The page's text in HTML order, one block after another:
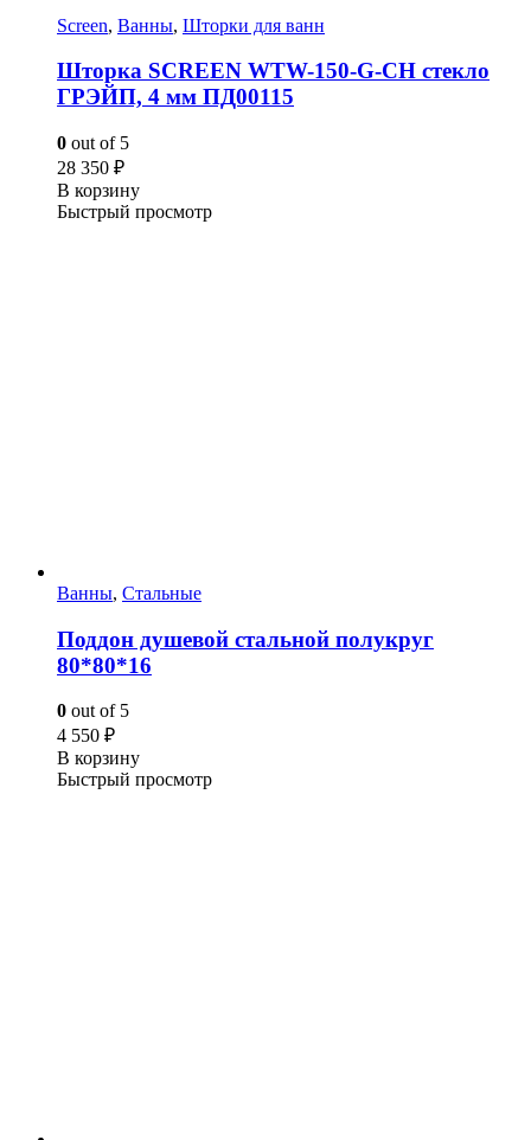
Screen, Ванны, Шторки для ванн
Шторка SCREEN WTW-150-G-CH стекло
ГРЭЙП, 4 мм ПД00115
0 out of 5
28 350 ₽
В корзину
Быстрый просмотр
Ванны, Стальные
Поддон душевой стальной полукруг
80*80*16
0 out of 5
4 550 ₽
В корзину
Быстрый просмотр